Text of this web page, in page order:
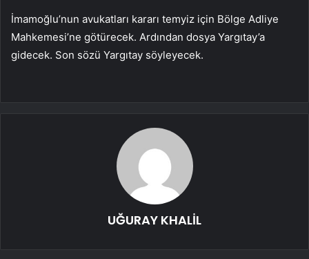
İmamoğlu’nun avukatları kararı temyiz için Bölge Adliye
Mahkemesi’ne götürecek. Ardından dosya Yargıtay’a
gidecek. Son sözü Yargıtay söyleyecek.
UĞURAY KHALİL